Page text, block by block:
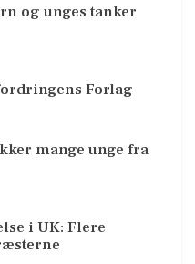
og unges tanker
Forlag
mange unge fra
i UK: Flere